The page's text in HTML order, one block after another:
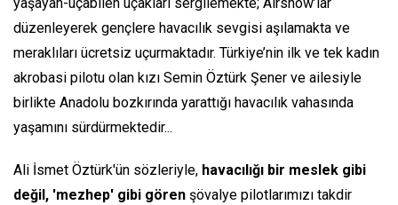
düzenleyerek gençlere havacılık sevgisi aşılamakta ve
meraklıları ücretsiz uçurmaktadır. Türkiye’nin ilk ve tek kadın
akrobasi pilotu olan kızı Semin Öztürk Şener ve ailesiyle
birlikte Anadolu bozkırında yarattığı havacılık vahasında
yaşamını sürdürmektedir...
Ali İsmet Öztürk'ün sözleriyle, havacılığı bir meslek gibi
değil, 'mezhep' gibi gören şövalye pilotlarımızı takdir